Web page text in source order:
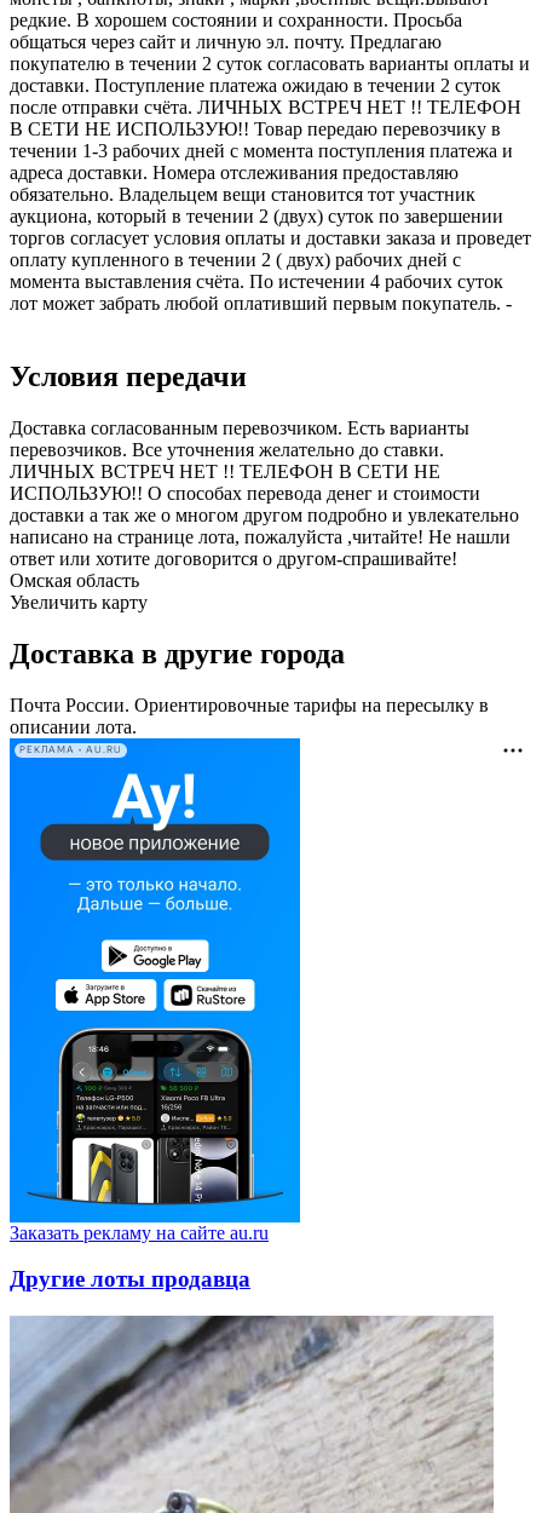
редкие. В хорошем состоянии и сохранности. Просьба
общаться через сайт и личную эл. почту. Предлагаю
покупателю в течении 2 суток согласовать варианты оплаты и
доставки. Поступление платежа ожидаю в течении 2 суток
после отправки счёта. ЛИЧНЫХ ВСТРЕЧ НЕТ !! ТЕЛЕФОН
В СЕТИ НЕ ИСПОЛЬЗУЮ!! Товар передаю перевозчику в
течении 1-3 рабочих дней с момента поступления платежа и
адреса доставки. Номера отслеживания предоставляю
обязательно. Владельцем вещи становится тот участник
аукциона, который в течении 2 (двух) суток по завершении
торгов согласует условия оплаты и доставки заказа и проведет
оплату купленного в течении 2 ( двух) рабочих дней с
момента выставления счёта. По истечении 4 рабочих суток
лот может забрать любой оплативший первым покупатель. -
Условия передачи
Доставка согласованным перевозчиком. Есть варианты
перевозчиков. Все уточнения желательно до ставки.
ЛИЧНЫХ ВСТРЕЧ НЕТ !! ТЕЛЕФОН В СЕТИ НЕ
ИСПОЛЬЗУЮ!! О способах перевода денег и стоимости
доставки а так же о многом другом подробно и увлекательно
написано на странице лота, пожалуйста ,читайте! Не нашли
ответ или хотите договорится о другом-спрашивайте!
Омская область
Увеличить карту
Доставка в другие города
Почта России. Ориентировочные тарифы на пересылку в
описании лота.
РЕКЛАМА • AU.RU
Заказать рекламу на сайте au.ru
Другие лоты продавца